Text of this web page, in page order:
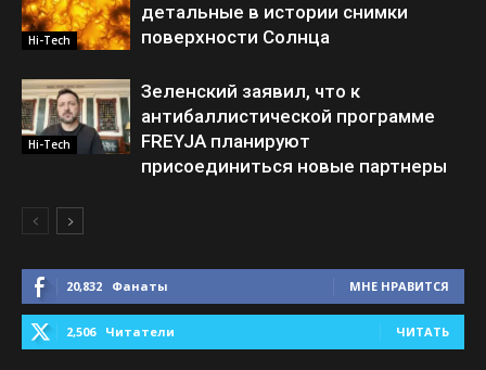
Hi-Tech
детальные в истории снимки
поверхности Солнца
Hi-Tech
Зеленский заявил, что к
антибаллистической программе
FREYJA планируют
присоединиться новые партнеры
20,832 Фанаты МНЕ НРАВИТСЯ
2,506 Читатели ЧИТАТЬ